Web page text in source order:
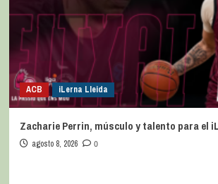
ACB iLerna Lleida
Zacharie Perrin, músculo y talento para el
agosto 8, 2026 0